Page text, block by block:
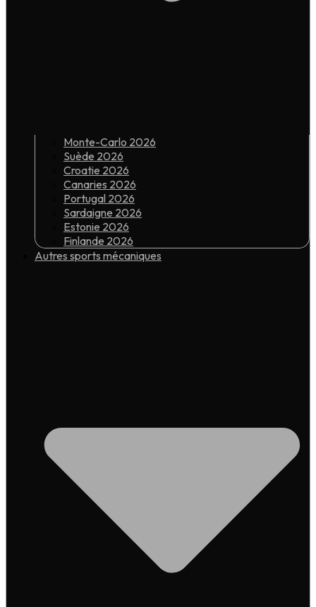
Monte-Carlo 2026
Suède 2026
Croatie 2026
Canaries 2026
Portugal 2026
Sardaigne 2026
Estonie 2026
Finlande 2026
Autres sports mécaniques